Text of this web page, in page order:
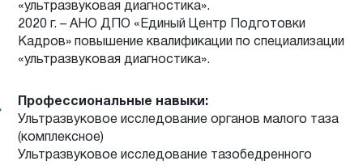
«ультразвуковая диагностика».
2020 г. – АНО ДПО «Единый Центр Подготовки
Кадров» повышение квалификации по специализации
«ультразвуковая диагностика».
Профессиональные навыки:
Ультразвуковое исследование органов малого таза
(комплексное)
Ультразвуковое исследование тазобедренного